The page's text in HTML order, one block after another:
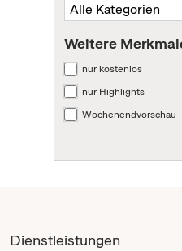
Weitere
nur kostenlos
nur Highlights
Wochenendvorschau
Dienstleistungen